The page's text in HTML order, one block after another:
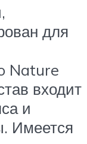
для
Nature
входит
и
Имеется